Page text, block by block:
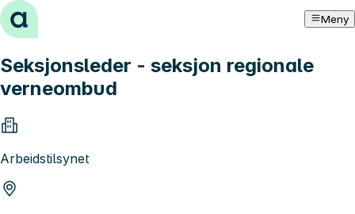
Hopp til innhold Meny
Seksjonsleder - seksjon regionale
verneombud
Arbeidstilsynet